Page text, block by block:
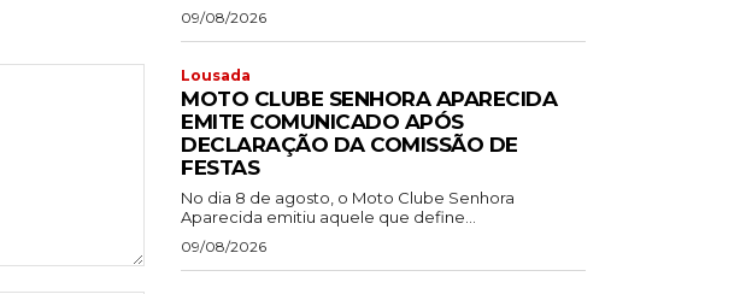
09/08/2026
Lousada
MOTO CLUBE SENHORA APARECIDA
EMITE COMUNICADO APÓS
DECLARAÇÃO DA COMISSÃO DE
FESTAS
No dia 8 de agosto, o Moto Clube Senhora
Aparecida emitiu aquele que define...
09/08/2026